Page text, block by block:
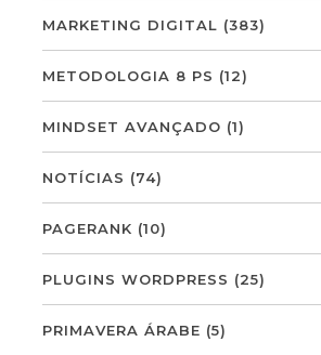
MARKETING DIGITAL (383)
METODOLOGIA 8 PS (12)
MINDSET AVANÇADO (1)
NOTÍCIAS (74)
PAGERANK (10)
PLUGINS WORDPRESS (25)
PRIMAVERA ÁRABE (5)